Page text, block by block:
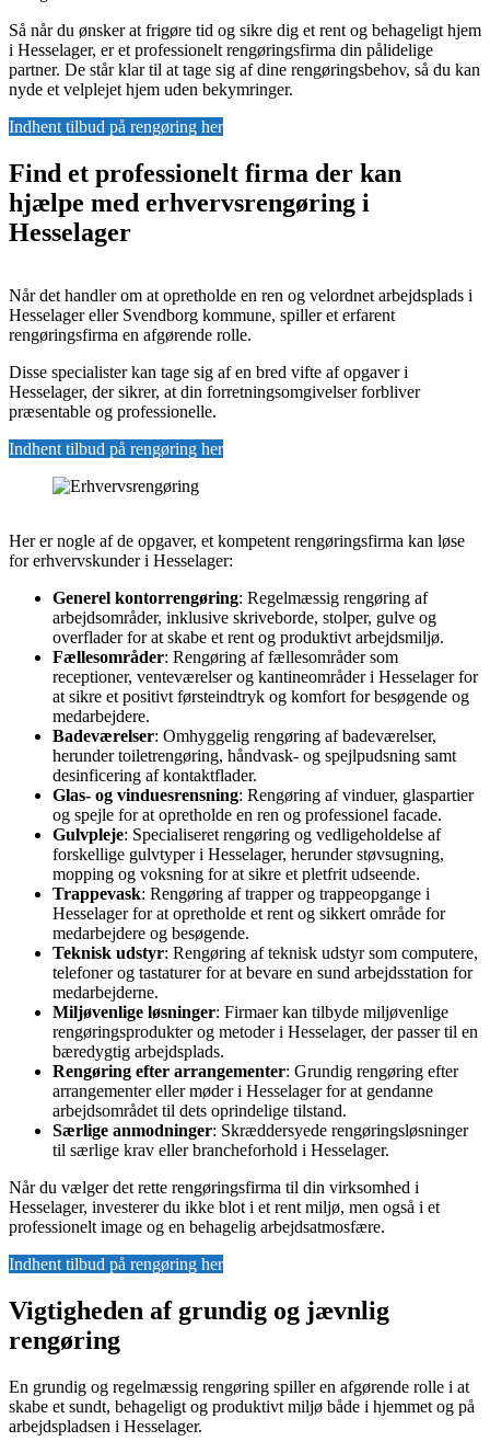
Så når du ønsker at frigøre tid og sikre dig et rent og behageligt hjem
i Hesselager, er et professionelt rengøringsfirma din pålidelige
partner. De står klar til at tage sig af dine rengøringsbehov, så du kan
nyde et velplejet hjem uden bekymringer.
Indhent tilbud på rengøring her
Find et professionelt firma der kan
hjælpe med erhvervsrengøring i
Hesselager
Når det handler om at opretholde en ren og velordnet arbejdsplads i
Hesselager eller Svendborg kommune, spiller et erfarent
rengøringsfirma en afgørende rolle.
Disse specialister kan tage sig af en bred vifte af opgaver i
Hesselager, der sikrer, at din forretningsomgivelser forbliver
præsentable og professionelle.
Indhent tilbud på rengøring her
Her er nogle af de opgaver, et kompetent rengøringsfirma kan løse
for erhvervskunder i Hesselager:
Generel kontorrengøring: Regelmæssig rengøring af
arbejdsområder, inklusive skriveborde, stolper, gulve og
overflader for at skabe et rent og produktivt arbejdsmiljø.
Fællesområder: Rengøring af fællesområder som
receptioner, venteværelser og kantineområder i Hesselager for
at sikre et positivt førsteindtryk og komfort for besøgende og
medarbejdere.
Badeværelser: Omhyggelig rengøring af badeværelser,
herunder toiletrengøring, håndvask- og spejlpudsning samt
desinficering af kontaktflader.
Glas- og vinduesrensning: Rengøring af vinduer, glaspartier
og spejle for at opretholde en ren og professionel facade.
Gulvpleje: Specialiseret rengøring og vedligeholdelse af
forskellige gulvtyper i Hesselager, herunder støvsugning,
mopping og voksning for at sikre et pletfrit udseende.
Trappevask: Rengøring af trapper og trappeopgange i
Hesselager for at opretholde et rent og sikkert område for
medarbejdere og besøgende.
Teknisk udstyr: Rengøring af teknisk udstyr som computere,
telefoner og tastaturer for at bevare en sund arbejdsstation for
medarbejderne.
Miljøvenlige løsninger: Firmaer kan tilbyde miljøvenlige
rengøringsprodukter og metoder i Hesselager, der passer til en
bæredygtig arbejdsplads.
Rengøring efter arrangementer: Grundig rengøring efter
arrangementer eller møder i Hesselager for at gendanne
arbejdsområdet til dets oprindelige tilstand.
Særlige anmodninger: Skræddersyede rengøringsløsninger
til særlige krav eller brancheforhold i Hesselager.
Når du vælger det rette rengøringsfirma til din virksomhed i
Hesselager, investerer du ikke blot i et rent miljø, men også i et
professionelt image og en behagelig arbejdsatmosfære.
Indhent tilbud på rengøring her
Vigtigheden af grundig og jævnlig
rengøring
En grundig og regelmæssig rengøring spiller en afgørende rolle i at
skabe et sundt, behageligt og produktivt miljø både i hjemmet og på
arbejdspladsen i Hesselager.